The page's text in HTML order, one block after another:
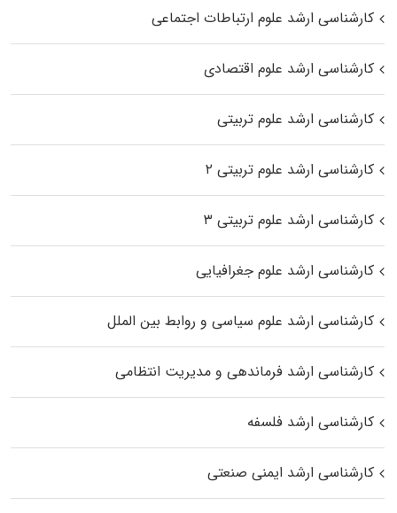
کارشناسی ارشد علوم ارتباطات اجتماعی
کارشناسی ارشد علوم اقتصادی
کارشناسی ارشد علوم تربیتی
کارشناسی ارشد علوم تربیتی ۲
کارشناسی ارشد علوم تربیتی ۳
کارشناسی ارشد علوم جغرافیایی
کارشناسی ارشد علوم سیاسی و روابط بین الملل
کارشناسی ارشد فرماندهی و مدیریت انتظامی
کارشناسی ارشد فلسفه
کارشناسی ارشد ایمنی صنعتی